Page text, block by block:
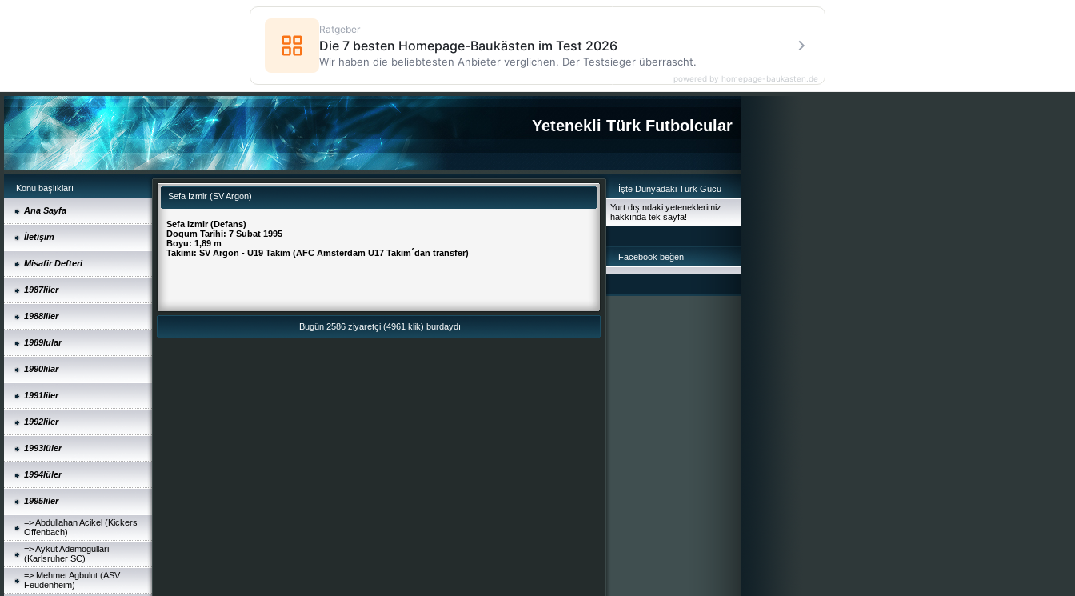
Yetenekli Türk Futbolcular
Konu başlıkları
Ana Sayfa
İletişim
Misafir Defteri
1987liler
1988liler
1989lular
1990lılar
1991liler
1992liler
1993lüler
1994lüler
1995liler
=> Abdullahan Acikel (Kickers
Offenbach)
=> Aykut Ademogullari
(Karlsruher SC)
=> Mehmet Agbulut (ASV
Feudenheim)
Sefa Izmir (SV Argon)
Sefa Izmir (Defans)
Dogum Tarihi: 7 Subat 1995
Boyu: 1,89 m
Takimi: SV Argon - U19 Takim (AFC Amsterdam U17 Takim´dan transfer)
Bugün 2586 ziyaretçi (4961 klik) burdaydı
İşte Dünyadaki Türk Gücü
Yurt dışındaki yeteneklerimiz
hakkında tek sayfa!
Facebook beğen
Ratgeber
Die 7 besten Homepage-Baukästen im Test 2026
Wir haben die beliebtesten Anbieter verglichen. Der Testsieger überrascht.
powered by homepage-baukasten.de